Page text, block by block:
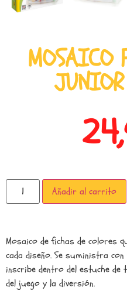
MOSAICO
Añadir al carrito
Mosaico de fichas de colores
cada diseño. Se suministra
inscribe dentro del estuche
del juego y la diversión.